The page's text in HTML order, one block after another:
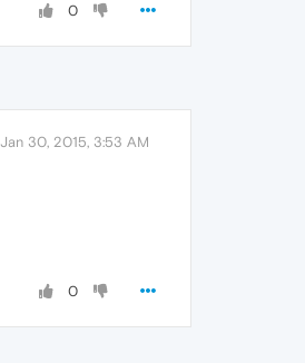
0
Jan 30, 2015, 3:53 AM
0